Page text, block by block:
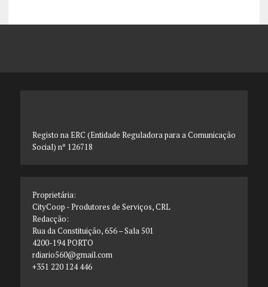
Registo na ERC (Entidade Reguladora para a Comunicação
Social) nº 126718
Proprietária:
CityCoop - Produtores de Serviços, CRL
Redacção:
Rua da Constituição, 656 – Sala 501
4200-194 PORTO
rdiario560@gmail.com
+351 220 124 446